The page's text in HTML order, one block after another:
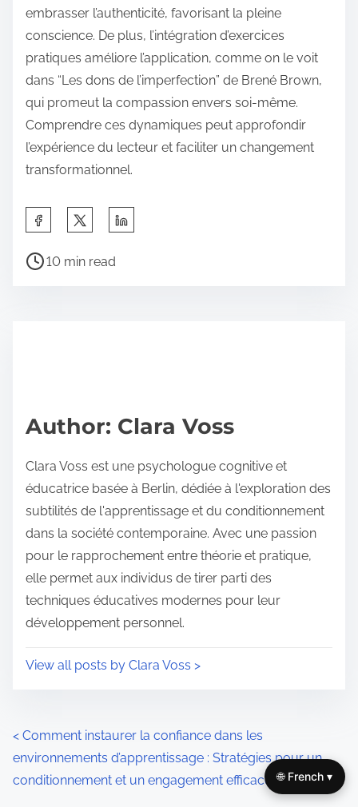
embrasser l’authenticité, favorisant la pleine
conscience. De plus, l’intégration d’exercices
pratiques améliore l’application, comme on le voit
dans “Les dons de l’imperfection” de Brené Brown,
qui promeut la compassion envers soi-même.
Comprendre ces dynamiques peut approfondir
l’expérience du lecteur et faciliter un changement
transformationnel.
a
p
s
t
o
n
:
P
t
m
10 min read
Author: Clara Voss
Clara Voss est une psychologue cognitive et
éducatrice basée à Berlin, dédiée à l'exploration des
subtilités de l'apprentissage et du conditionnement
dans la société contemporaine. Avec une passion
pour le rapprochement entre théorie et pratique,
elle permet aux individus de tirer parti des
techniques éducatives modernes pour leur
développement personnel.
View all posts by Clara Voss >
P
o
< Comment instaurer la confiance dans les
environnements d’apprentissage : Stratégies pour un
conditionnement et un engagement efficaces🌐 French ▾